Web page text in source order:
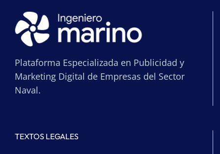
Plataforma Especializada en Publicidad y
Marketing Digital de Empresas del Sector
Naval.
TEXTOS LEGALES